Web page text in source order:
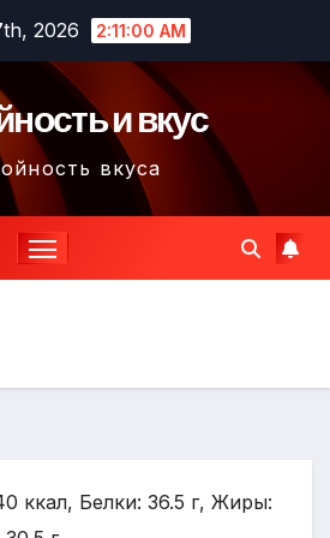
2026 2:11:01 AM
и вкус
вкуса
ккал, Белки: 36.5 г, Жиры: